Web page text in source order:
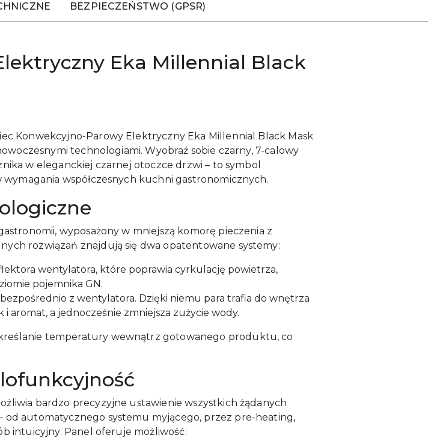
BEZPIECZEŃSTWO (GPSR)
Eka Millennial Black
Konwekcyjno-Parowy Elektryczny Eka Millennial Black Mask
technologiami. Wyobraź sobie czarny, 7-calowy
w eleganckiej czarnej otoczce drzwi – to symbol
współczesnych kuchni gastronomicznych.
wyposażony w mniejszą komorę pieczenia z
rozwiązań znajdują się dwa opatentowane systemy:
wentylatora, które poprawia cyrkulację powietrza,
pojemnika GN.
z wentylatora. Dzięki niemu para trafia do wnętrza
a jednocześnie zmniejsza zużycie wody.
temperatury wewnątrz gotowanego produktu, co
bardzo precyzyjne ustawienie wszystkich żądanych
automatycznego systemu myjącego, przez pre-heating,
intuicyjny. Panel oferuje możliwość: